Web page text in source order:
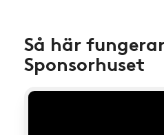
Så här
Sponsorhuset